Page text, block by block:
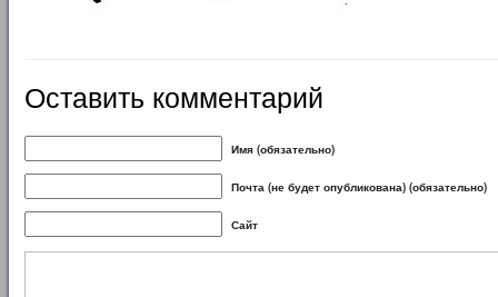
Оставить комментарий
Имя (обязательно)
Почта (не будет опубликована) (обязательно)
Сайт